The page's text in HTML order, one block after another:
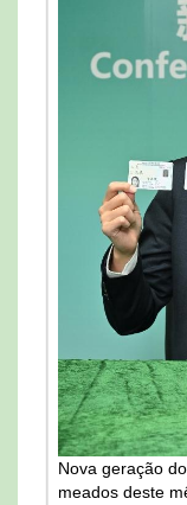
Nova geração
meados deste